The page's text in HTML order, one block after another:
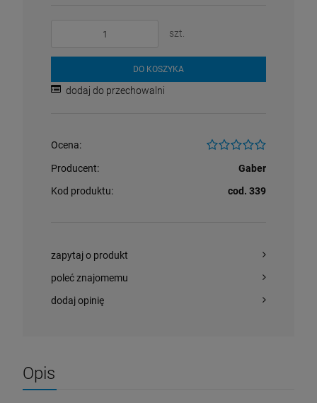
Stolik kawowy Oveo 46 cm antracytowy -
Ferne
Krzesło Vanity Scab Design - transparentne
szt.
DO KOSZYKA
dodaj do przechowalni
Ocena:
Producent:
Gaber
Kod produktu:
cod. 339
zapytaj o produkt
poleć znajomemu
dodaj opinię
Opis